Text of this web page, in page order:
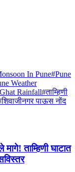
In Pune#Pune
Weather
Rainfall#ताम्हिणी
शिवाजीनगर पाऊस नोंद
ताम्हिणी घाटात